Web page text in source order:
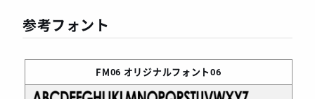
参考フォント
FM06 オリジナルフォント06